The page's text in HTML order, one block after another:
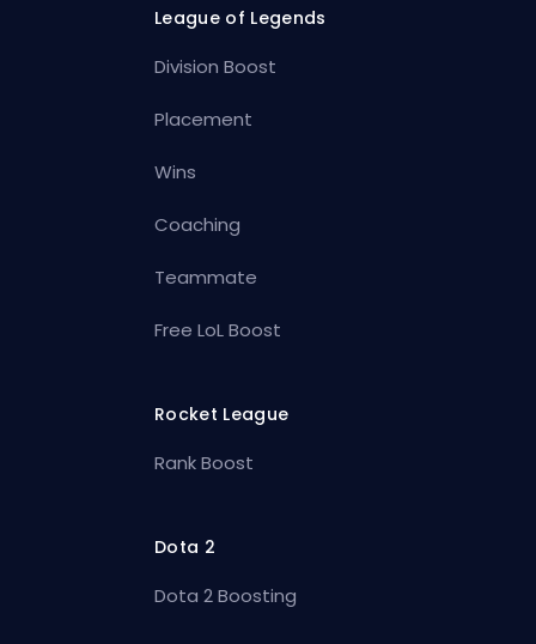
League of Legends
Division Boost
Placement
Wins
Coaching
Teammate
Free LoL Boost
Rocket League
Rank Boost
Dota 2
Dota 2 Boosting